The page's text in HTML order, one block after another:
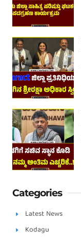
Categories
Latest News
Kodagu